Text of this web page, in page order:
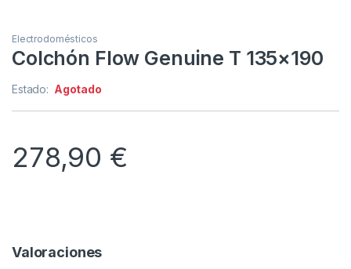
Electrodomésticos
Colchón Flow Genuine T 135×190
Estado: Agotado
278,90 €
Valoraciones